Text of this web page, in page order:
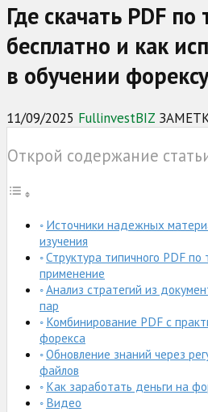
Где скачать PDF
бесплатно и как
в обучении форексу
11/09/2025 FullinvestBIZ
Открой содержание
Источники надежных
изучения
Структура типичного PDF по
применение
Анализ стратегий из
пар
Комбинирование PDF с
форекса
Обновление знаний через
файлов
Как заработать деньги на
Видео